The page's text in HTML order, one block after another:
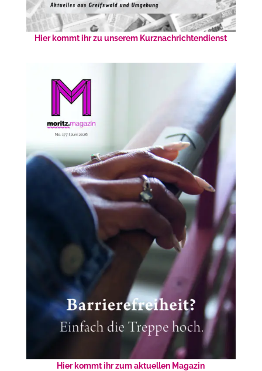
Hier kommt ihr zu unserem Kurznachrichtendienst
Hier kommt ihr zum aktuellen Magazin